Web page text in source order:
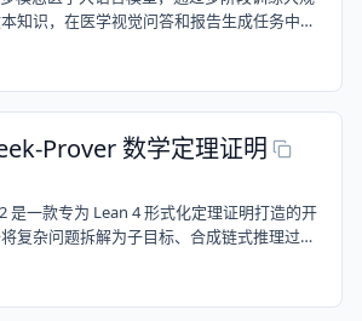
知识，在医学视觉问答和报告生成任务中实
至超过 GPT-4.1 和 Claude Sonnet 4
Prover 数学定理证明
是一款专为 Lean 4 形式化定理证明打造的开
复杂问题拆解为子目标、合成链式推理过程
V3 驱动的递归证明管线进行冷启动
式数学推理，显著提升了定理证明效率与泛